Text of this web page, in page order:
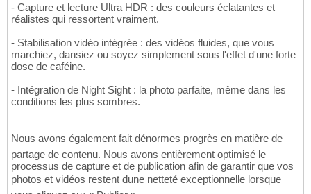
- Capture et lecture Ultra HDR : des couleurs éclatantes et
réalistes qui ressortent vraiment.
- Stabilisation vidéo intégrée : des vidéos fluides, que vous
marchiez, dansiez ou soyez simplement sous l'effet d'une forte
dose de caféine.
- Intégration de Night Sight : la photo parfaite, même dans les
conditions les plus sombres.
Nous avons également fait dénormes progrès en matière de
partage de contenu. Nous avons entièrement optimisé le
processus de capture et de publication afin de garantir que vos
photos et vidéos restent dune netteté exceptionnelle lorsque